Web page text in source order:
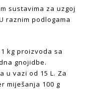
sustavima za uzgoj
raznim podlogama
kg proizvoda sa
gnojidbe.
u vazi od 15 L. Za
miješanja 100 g